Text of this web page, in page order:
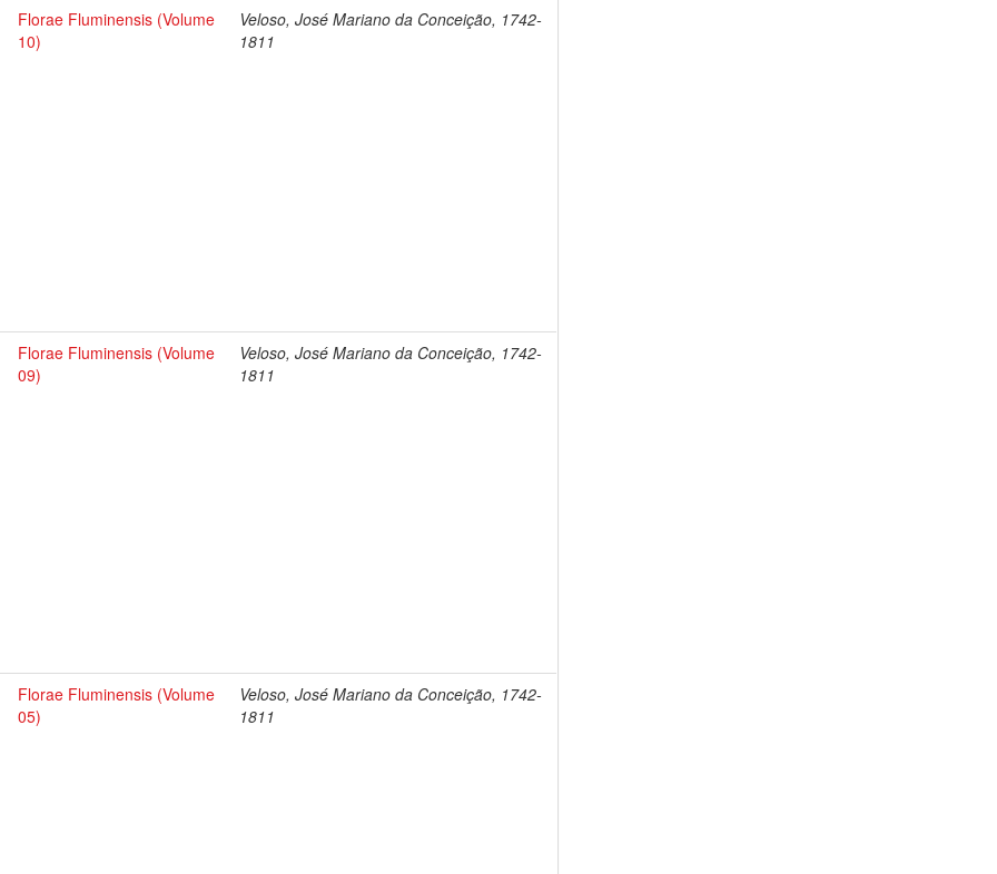
Florae Fluminensis (Volume
10)
Veloso, José Mariano da Conceição, 1742-
1811
Florae Fluminensis (Volume
09)
Veloso, José Mariano da Conceição, 1742-
1811
Florae Fluminensis (Volume
05)
Veloso, José Mariano da Conceição, 1742-
1811